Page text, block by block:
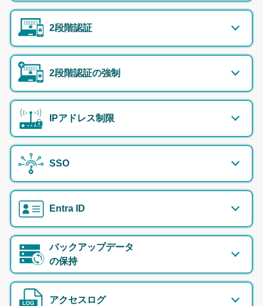
2段階認証
2段階認証の強制
IPアドレス制限
SSO
Entra ID
バックアップデータ
の保持
アクセスログ